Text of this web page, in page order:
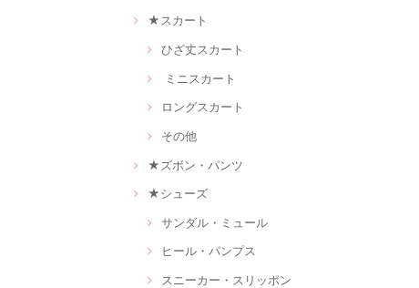
★スカート
ひざ丈スカート
ミニスカート
ロングスカート
その他
★ズボン・パンツ
★シューズ
サンダル・ミュール
ヒール・パンプス
スニーカー・スリッポン